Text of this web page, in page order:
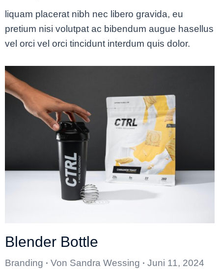
liquam placerat nibh nec libero gravida, eu
pretium nisi volutpat ac bibendum augue hasellus
vel orci vel orci tincidunt interdum quis dolor.
Blender Bottle
Branding Von Sandra Wessing
Juni 11, 2024